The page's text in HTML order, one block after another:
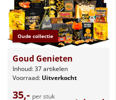
Oude collectie
Goud Genieten
Inhoud: 37 artikelen
Voorraad: Uitverkocht
35,- per stuk